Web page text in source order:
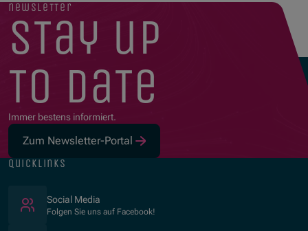
newsletter
stay up
to date
Immer bestens informiert.
Zum Newsletter-Portal
quicklinks
Social Media
Folgen Sie uns auf Facebook!